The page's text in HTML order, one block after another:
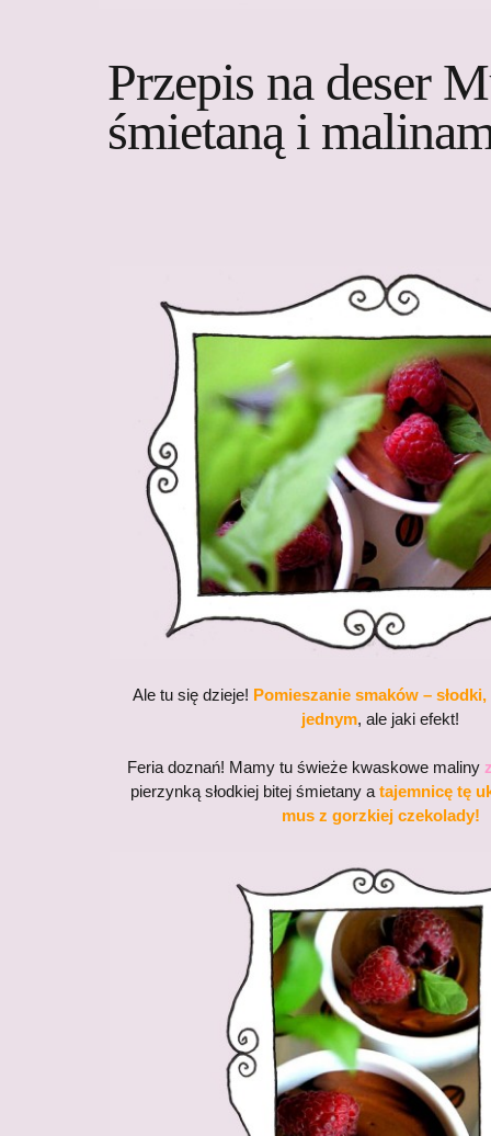
Przepis na deser
śmietaną i
Ale tu się dzieje! Pomieszanie smaków –
jednym, ale jaki efekt!
Feria doznań! Mamy tu świeże kwaskowe maliny
pierzynką słodkiej bitej śmietany a tajemnicę tę
mus z gorzkiej czekolady!